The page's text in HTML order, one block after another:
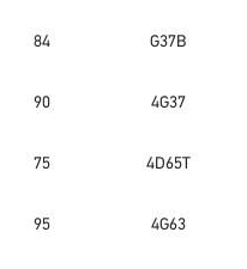
84 G37B
90 4G37
75 4D65T
95 4G63